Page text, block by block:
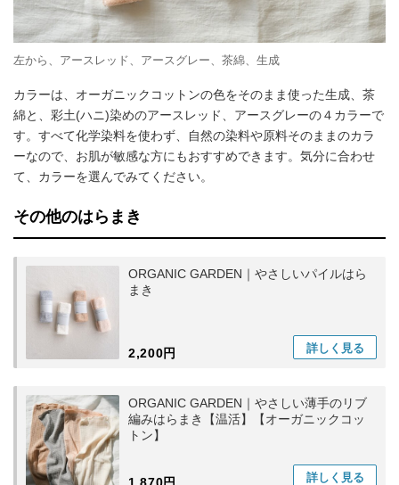
左から、アースレッド、アースグレー、茶綿、生成
カラーは、オーガニックコットンの色をそのまま使った生成、茶
綿と、彩土(ハニ)染めのアースレッド、アースグレーの４カラーで
す。すべて化学染料を使わず、自然の染料や原料そのままのカラ
ーなので、お肌が敏感な方にもおすすめできます。気分に合わせ
て、カラーを選んでみてください。
その他のはらまき
ORGANIC GARDEN｜やさしいパイルはら
まき
2,200円 詳しく 見る
ORGANIC GARDEN｜やさしい薄手のリブ
編みはらまき【温活】【オーガニックコッ
トン】
詳しく 見る